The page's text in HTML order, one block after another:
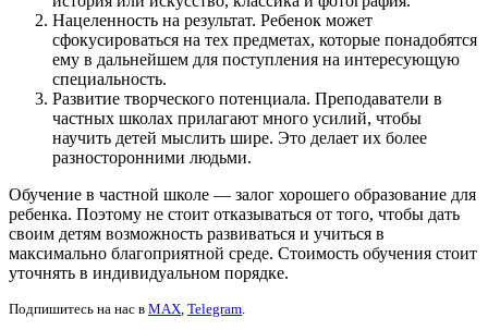
Нацеленность на результат. Ребенок может
сфокусироваться на тех предметах, которые понадобятся
ему в дальнейшем для поступления на интересующую
специальность.
Развитие творческого потенциала. Преподаватели в
частных школах прилагают много усилий, чтобы
научить детей мыслить шире. Это делает их более
разносторонними людьми.
Обучение в частной школе — залог хорошего образование для
ребенка. Поэтому не стоит отказываться от того, чтобы дать
своим детям возможность развиваться и учиться в
максимально благоприятной среде. Стоимость обучения стоит
уточнять в индивидуальном порядке.
Подпишитесь на нас в MAX Telegram